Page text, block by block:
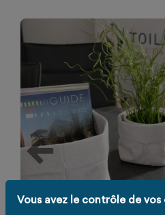
Vous avez le contrôle de vos